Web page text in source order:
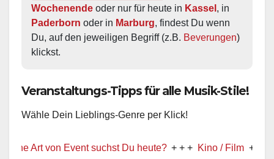
Wochenende oder nur für heute in Kassel
Paderborn oder in Marburg, findest Du wenn
Du, auf den jeweiligen Begriff (z.B. Beverungen)
klickst.
Veranstaltungs-Tipps für alle Musik-Stile!
Wähle Dein Lieblings-Genre per Klick!
von Event suchst Du heute? + + + Kino / Film + + + Ww